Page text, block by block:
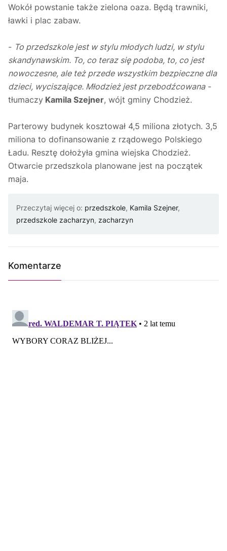
Wokół powstanie także zielona oaza. Będą trawniki,
ławki i plac zabaw.
- To przedszkole jest w stylu młodych ludzi, w stylu
skandynawskim. To, co teraz się podoba, to, co jest
nowoczesne, ale też przede wszystkim bezpieczne dla
dzieci, wyciszające. Młodzież jest przebodźcowana-
tłumaczy Kamila Szejner, wójt gminy Chodzież.
Parterowy budynek kosztował 4,5 miliona złotych. 3,5
miliona to dofinansowanie z rządowego Polskiego
Ładu. Resztę dołożyła gmina wiejska Chodzież.
Otwarcie przedszkola planowane jest na początek
maja.
Przeczytaj więcej o: przedszkole, Kamila Szejner,
przedszkole zacharzyn, zacharzyn
Komentarze